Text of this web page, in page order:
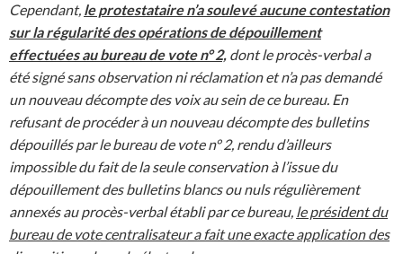
Cependant, le protestataire n’a soulevé aucune contestation
sur la régularité des opérations de dépouillement
effectuées au bureau de vote n° 2, dont le procès-verbal a
été signé sans observation ni réclamation et n’a pas demandé
un nouveau décompte des voix au sein de ce bureau. En
refusant de procéder à un nouveau décompte des bulletins
dépouillés par le bureau de vote n° 2, rendu d’ailleurs
impossible du fait de la seule conservation à l’issue du
dépouillement des bulletins blancs ou nuls régulièrement
annexés au procès-verbal établi par ce bureau, le président du
bureau de vote centralisateur a fait une exacte application des